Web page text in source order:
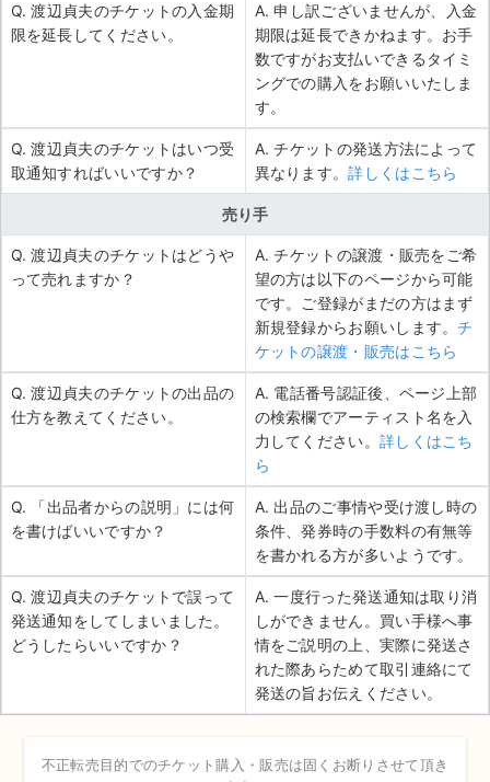
Q. 渡辺貞夫のチケットの入金期
限を延長してください。
A. 申し訳ございませんが、入金
期限は延長できかねます。お手
数ですがお支払いできるタイミ
ングでの購入をお願いいたしま
す。
Q. 渡辺貞夫のチケットはいつ受
取通知すればいいですか？
A. チケットの発送方法によって
異なります。詳しくはこちら
売り手
Q. 渡辺貞夫のチケットはどうや
って売れますか？
A. チケットの譲渡・販売をご希
望の方は以下のページから可能
です。ご登録がまだの方はまず
新規登録からお願いします。チ
ケットの譲渡・販売はこちら
Q. 渡辺貞夫のチケットの出品の
仕方を教えてください。
A. 電話番号認証後、ページ上部
の検索欄でアーティスト名を入
力してください。 詳しくはこち
ら
Q. 「出品者からの説明」には何
を書けばいいですか？
A. 出品のご事情や受け渡し時の
条件、発券時の手数料の有無等
を書かれる方が多いようです。
Q. 渡辺貞夫のチケットで誤って
発送通知をしてしまいました。
どうしたらいいですか？
A. 一度行った発送通知は取り消
しができません。買い手様へ事
情をご説明の上、実際に発送さ
れた際あらためて取引連絡にて
発送の旨お伝えください。
不正転売目的でのチケット購入・販売は固くお断りさせて頂き